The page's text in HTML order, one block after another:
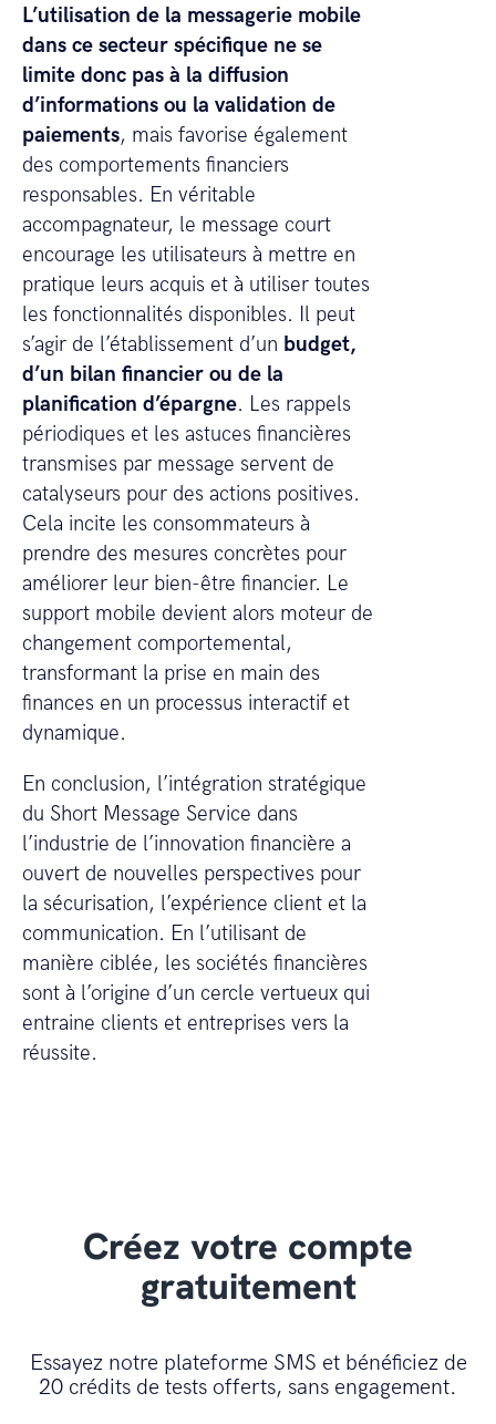
L’utilisation de la messagerie mobile
dans ce secteur spécifique ne se
limite donc pas à la diffusion
d’informations ou la validation de
paiements, mais favorise également
des comportements financiers
responsables. En véritable
accompagnateur, le message court
encourage les utilisateurs à mettre en
pratique leurs acquis et à utiliser toutes
les fonctionnalités disponibles. Il peut
s’agir de l’établissement d’un budget,
d’un bilan financier ou de la
planification d’épargne. Les rappels
périodiques et les astuces financières
transmises par message servent de
catalyseurs pour des actions positives.
Cela incite les consommateurs à
prendre des mesures concrètes pour
améliorer leur bien-être financier. Le
support mobile devient alors moteur de
changement comportemental,
transformant la prise en main des
finances en un processus interactif et
dynamique.
En conclusion, l’intégration stratégique
du Short Message Service dans
l’industrie de l’innovation financière a
ouvert de nouvelles perspectives pour
la sécurisation, l’expérience client et la
communication. En l’utilisant de
manière ciblée, les sociétés financières
sont à l’origine d’un cercle vertueux qui
entraine clients et entreprises vers la
réussite.
Créez votre compte
gratuitement
Essayez notre plateforme SMS et bénéficiez de
20 crédits de tests offerts, sans engagement.